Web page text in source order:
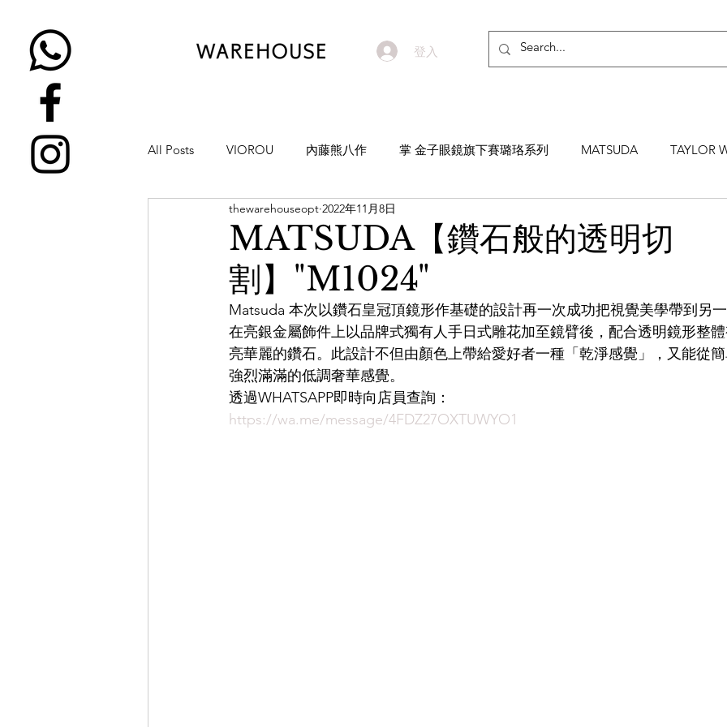
登入
All Posts VIOROU 內藤熊八作 掌 金子眼鏡旗下賽璐珞系列 MATSUDA TAYLOR
NATIVE SONS EYEVAN7285
YUICHI TOYAMA KAMEMANNEN
H-FUSION JULIUS TART OPTICAL AKIRA AND SONS DITA 10EYEVAN
OG X OLIVER GOLDSMITH
MATSUDA【鑽石般的透明切
割】"M1024"
thewarehouseopt 2022年11月8日
Matsuda 本次以鑽石皇冠頂鏡形作基礎的設計再一次成功把視覺美學帶到另
在亮銀金屬飾件上以品牌式獨有人手日式雕花加至鏡臂後，配合透明鏡形整
亮華麗的鑽石。此設計不但由顏色上帶給愛好者一種「乾淨感覺」，又能從
強烈滿滿的低調奢華感覺。
透過WHATSAPP即時向店員查詢：
https://wa.me/message/4FDZ27OXTUWYO1